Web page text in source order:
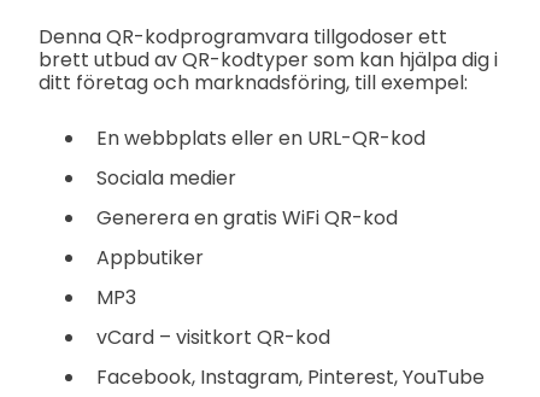
Denna QR-kodprogramvara tillgodoser ett
brett utbud av QR-kodtyper som kan hjälpa dig i
ditt företag och marknadsföring, till exempel:
En webbplats eller en URL-QR-kod
Sociala medier
Generera en gratis WiFi QR-kod
Appbutiker
MP3
vCard – visitkort QR-kod
Facebook, Instagram, Pinterest, YouTube